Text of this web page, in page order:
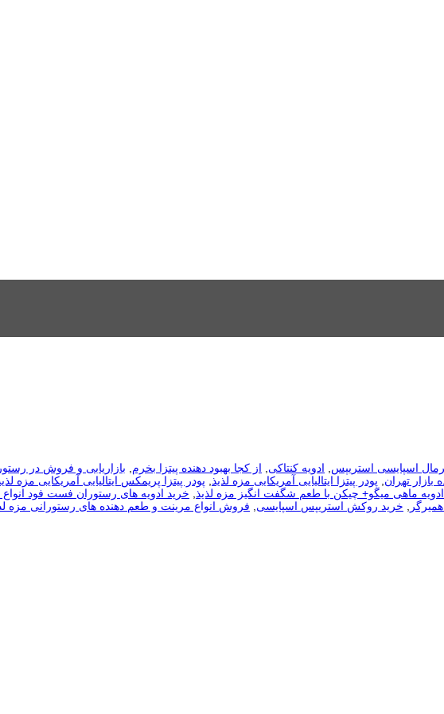
اسپایسی استریپس, ادویه کنتاکی, از کجا بهبود دهنده پیتزا بخرم, بازاریابی و فروش در
تهران, پودر پیتزا ایتالیایی آمریکایی مزه لذیذ, پودر پیتزا پریمکس ایتالیایی آمریکایی مزه
ماهی میگو+ چیکن با طعم شگفت انگیز مزه لذیذ, خرید ادویه های رستوران فست فود انواع
, خرید روکش استریپس اسپایسی, فروش انواع مرینت و طعم دهنده های رستورانی مزه